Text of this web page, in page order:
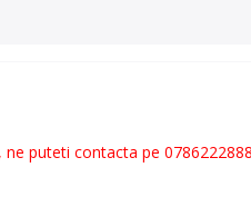
puteti contacta pe